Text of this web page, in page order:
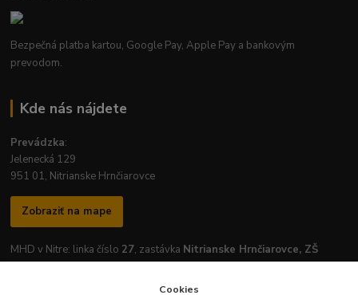
Bezpečná platba kartou, Google Pay, Apple Pay a bankovým
prevodom.
Kde nás nájdete
Prevádzka:
Jelenecká 129
951 01, Nitrianske Hrnčiarovce
Zobraziť na mape
MHD v Nitre: linka číslo 27, zastávka Nitrianske Hrnčiarovce, ZŠ
Cookies